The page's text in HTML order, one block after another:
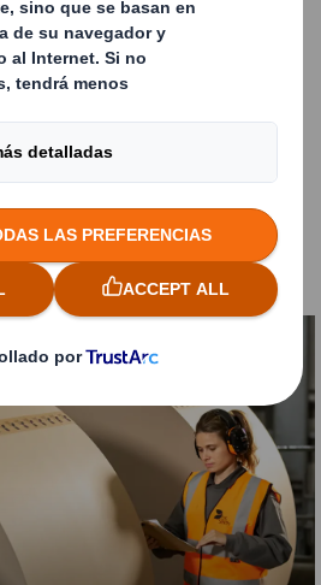
de los clientes y
consistentes y de alta
las posibilidades del
para satisfacer las crecientes